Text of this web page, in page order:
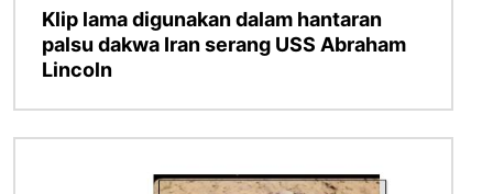
Klip lama digunakan dalam hantaran
palsu dakwa Iran serang USS Abraham
Lincoln